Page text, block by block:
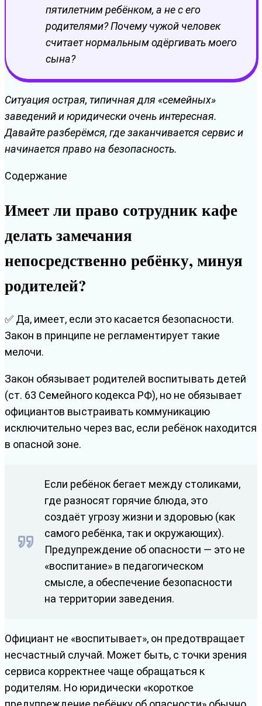
пятилетним ребёнком, а не с его
родителями? Почему чужой человек
считает нормальным одёргивать моего
сына?
Ситуация острая, типичная для «семейных»
заведений и юридически очень интересная.
Давайте разберёмся, где заканчивается сервис и
начинается право на безопасность.
Содержание
Имеет ли право сотрудник кафе
делать замечания
непосредственно ребёнку, минуя
родителей?
✅ Да, имеет, если это касается безопасности.
Закон в принципе не регламентирует такие
мелочи.
Закон обязывает родителей воспитывать детей
(ст. 63 Семейного кодекса РФ), но не обязывает
официантов выстраивать коммуникацию
исключительно через вас, если ребёнок находится
в опасной зоне.
Если ребёнок бегает между столиками,
где разносят горячие блюда, это
создаёт угрозу жизни и здоровью (как
самого ребёнка, так и окружающих).
Предупреждение об опасности — это не
«воспитание» в педагогическом
смысле, а обеспечение безопасности
на территории заведения.
Официант не «воспитывает», он предотвращает
несчастный случай. Может быть, с точки зрения
сервиса корректнее чаще обращаться к
родителям. Но юридически «короткое